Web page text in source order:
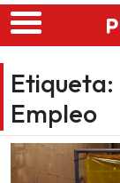
Skip to main
Etiqueta:
Empleo